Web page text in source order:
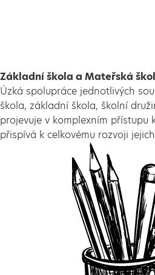
Základní škola a Mateřská
Úzká spolupráce jednotlivých
škola, základní škola, školní
projevuje v komplexním přístupu
přispívá k celkovému rozvoji